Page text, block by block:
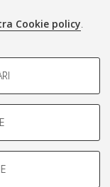
Cookie policy.
caratteristiche della
loro comportamento